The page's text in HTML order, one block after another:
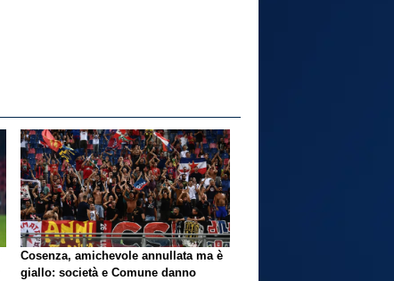
Cosenza, amichevole annullata ma è
giallo: società e Comune danno